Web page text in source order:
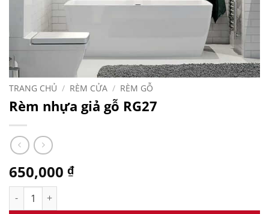
TRANG CHỦ / RÈM CỬA / RÈM GỖ
Rèm nhựa giả gỗ RG27
650,000 ₫
Rèm nhựa giả gỗ RG27 số lượng